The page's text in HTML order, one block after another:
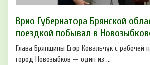
Врио Губернатора Брянской
поездкой побывал в
Глава Брянщины Егор Ковальчук с рабочей
город Новозыбков — один из ...